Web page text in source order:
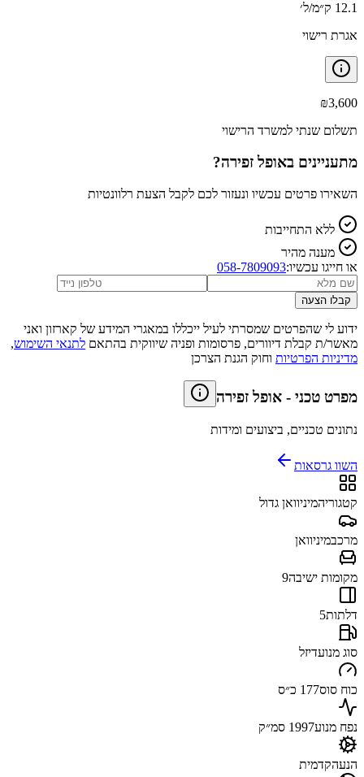
12.1 ק״מ/ל׳
אגרת רישוי
₪3,600
תשלום שנתי למשרד הרישוי
מתעניינים באופל זפירה?
השאירו פרטים עכשיו ונעזור לכם לקבל הצעת רלוונטיות
ללא התחייבות
מענה מהיר
או חייגו עכשיו:058-7809093
קבלו הצעה
ידוע לי שהפרטים שמסרתי לעיל ייכללו במאגרי המידע של קארזון ואני
מאשר/ת קבלת דיוורים, פרסומות ופניה שיווקית בהתאם לתנאי השימוש,
מדיניות הפרטיות וחוק הגנת הצרכן
מפרט טכני - אופל זפירה
נתונים טכניים, ביצועים ומידות
השוו גרסאות
קטגוריהמיניוואן גדול
מרכבמיניוואן
מקומות ישיבה9
דלתות5
סוג מנועדיזל
כוח סוס177 כ״ס
נפח מנוע1997 סמ״ק
הנעהקדמית